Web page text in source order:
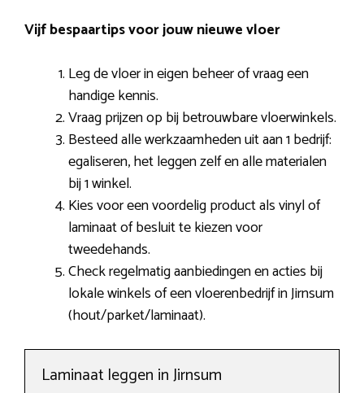
Vijf bespaartips voor jouw nieuwe vloer
Leg de vloer in eigen beheer of vraag een
handige kennis.
Vraag prijzen op bij betrouwbare vloerwinkels.
Besteed alle werkzaamheden uit aan 1 bedrijf:
egaliseren, het leggen zelf en alle materialen
bij 1 winkel.
Kies voor een voordelig product als vinyl of
laminaat of besluit te kiezen voor
tweedehands.
Check regelmatig aanbiedingen en acties bij
lokale winkels of een vloerenbedrijf in Jirnsum
(hout/parket/laminaat).
Laminaat leggen in Jirnsum